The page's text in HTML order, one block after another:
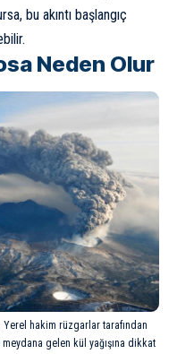
bu akıntı başlangıç
Neden Olur
Yerel hakim rüzgarlar tarafından
gelen kül yağışına dikkat